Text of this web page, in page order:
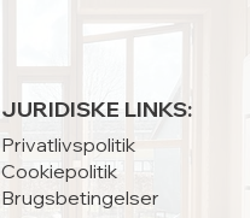
JURIDISKE LINKS:
Privatlivspolitik
Cookiepolitik
Brugsbetingelser